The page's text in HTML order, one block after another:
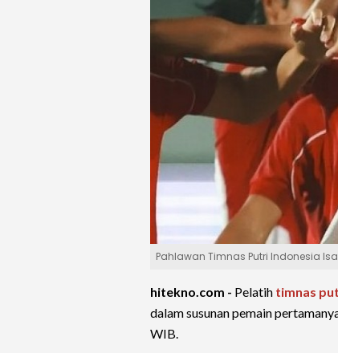
Pahlawan Timnas Putri Indonesia
hitekno.com - Pelatih timnas
dalam susunan pemain
WIB.